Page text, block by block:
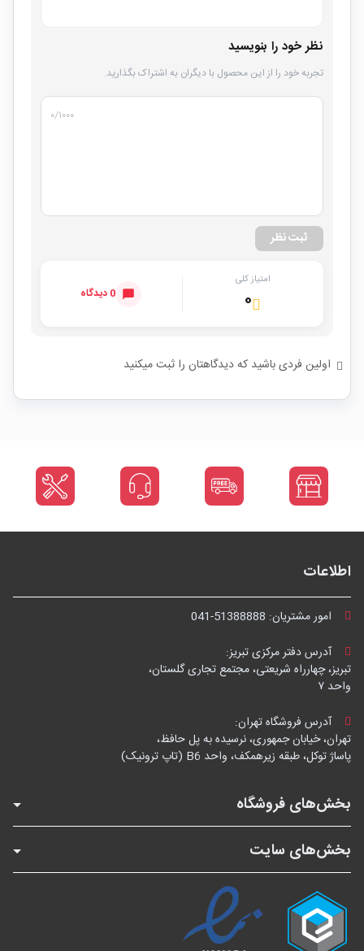
نظر خود را بنویسید
تجربه خود را از این محصول با دیگران به اشتراک بگذارید.
۰/۱۰۰۰
ثبت نظر
امتیاز کلی
۰ 0 دیدگاه
اولین فردی باشید که دیدگاهتان را ثبت میکنید
اطلاعات
امور مشتریان: 041-51388888
آدرس دفتر مرکزی تبریز:
تبریز، چهارراه شریعتی، مجتمع تجاری گلستان،
واحد ۷
آدرس فروشگاه تهران:
تهران، خیابان جمهوری، نرسیده به پل حافظ،
پاساژ توکل، طبقه زیرهمکف، واحد B6 (تاپ ترونیک)
بخش‌های فروشگاه
بخش‌های سایت